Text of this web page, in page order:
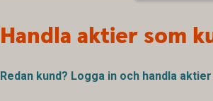
Handla aktier som
Redan kund? Logga in och handla aktier